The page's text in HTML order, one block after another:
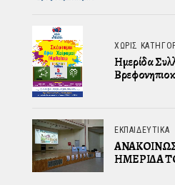
ΧΩΡΊΣ
Ημερίδα
ΕΚΠΑΙΔΕΥΤΙΚΆ
ΗΜΕΡΙΔΑ